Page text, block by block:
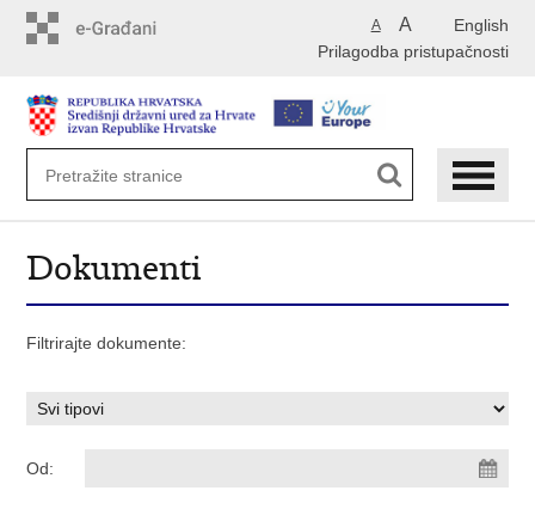
English
A A
Prilagodba pristupačnosti
Dokumenti
Filtrirajte dokumente:
Od: